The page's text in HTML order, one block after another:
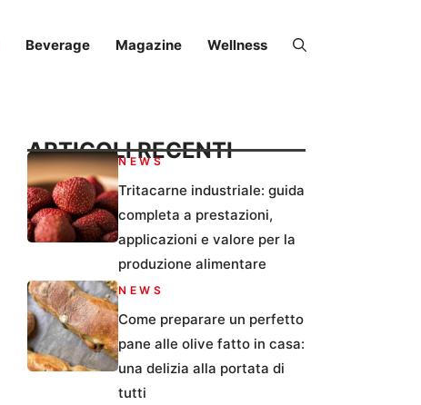
Beverage Magazine Wellness
ARTICOLI RECENTI
NEWS
Tritacarne industriale: guida
completa a prestazioni,
applicazioni e valore per la
produzione alimentare
NEWS
Come preparare un perfetto
pane alle olive fatto in casa:
una delizia alla portata di
tutti